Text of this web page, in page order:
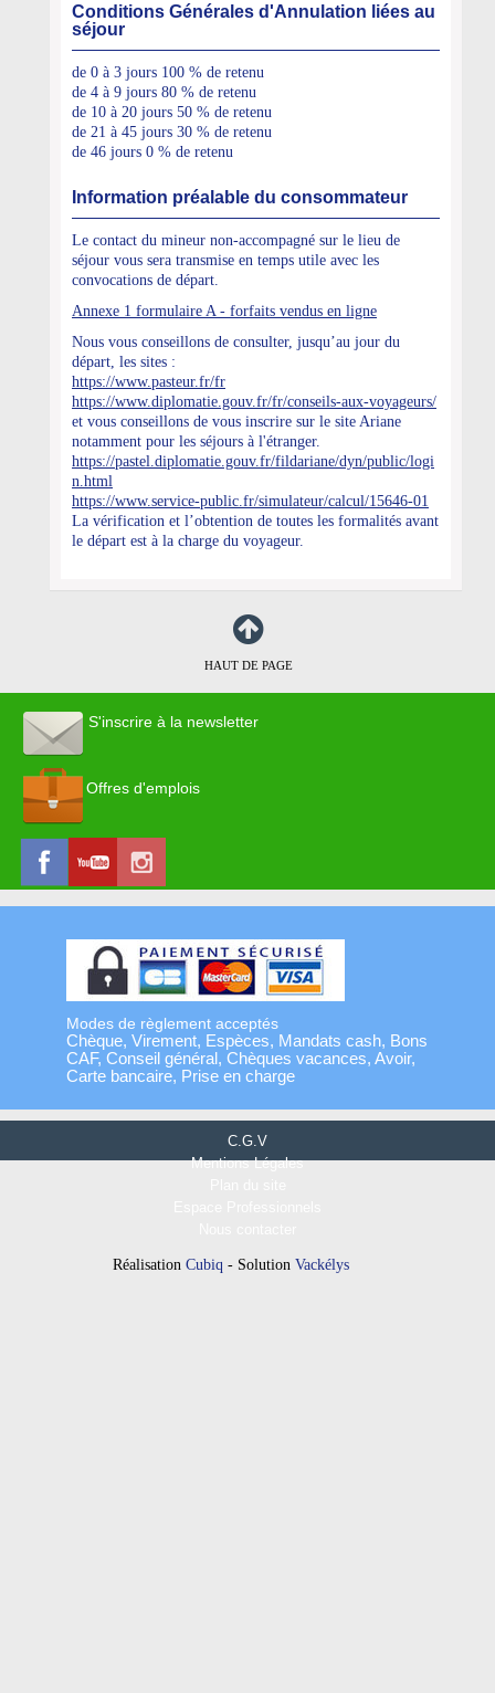
Conditions Générales d'Annulation liées au
séjour
de 0 à 3 jours 100 % de retenu
de 4 à 9 jours 80 % de retenu
de 10 à 20 jours 50 % de retenu
de 21 à 45 jours 30 % de retenu
de 46 jours 0 % de retenu
Information préalable du consommateur
Le contact du mineur non-accompagné sur le lieu de
séjour vous sera transmise en temps utile avec les
convocations de départ.
Annexe 1 formulaire A - forfaits vendus en ligne
Nous vous conseillons de consulter, jusqu’au jour du
départ, les sites :
https://www.pasteur.fr/fr
https://www.diplomatie.gouv.fr/fr/conseils-aux-voyageurs/
et vous conseillons de vous inscrire sur le site Ariane
notamment pour les séjours à l'étranger.
https://pastel.diplomatie.gouv.fr/fildariane/dyn/public/logi
n.html
https://www.service-public.fr/simulateur/calcul/15646-01
La vérification et l’obtention de toutes les formalités avant
le départ est à la charge du voyageur.
HAUT DE PAGE
S'inscrire à la newsletter
Offres d'emplois
Modes de règlement acceptés
Chèque, Virement, Espèces, Mandats cash, Bons
CAF, Conseil général, Chèques vacances, Avoir,
Carte bancaire, Prise en charge
C.G.V
Mentions Légales
Réalisation Cubiq - Solution Vackélys